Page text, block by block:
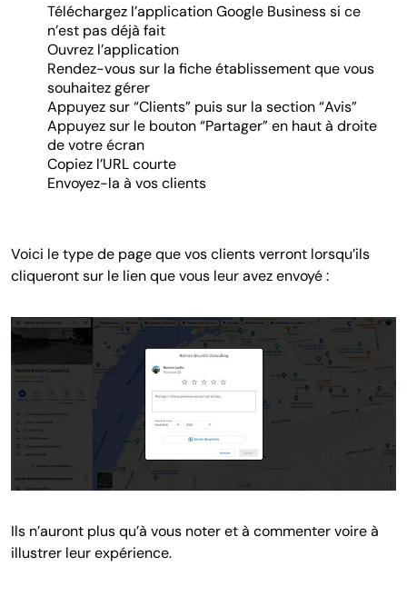
Téléchargez l’application Google Business si ce
n’est pas déjà fait
Ouvrez l’application
Rendez-vous sur la fiche établissement que vous
souhaitez gérer
Appuyez sur “Clients” puis sur la section “Avis”
Appuyez sur le bouton “Partager” en haut à droite
de votre écran
Copiez l’URL courte
Envoyez-la à vos clients
Voici le type de page que vos clients verront lorsqu’ils
cliqueront sur le lien que vous leur avez envoyé :
Ils n’auront plus qu’à vous noter et à commenter voire à
illustrer leur expérience.